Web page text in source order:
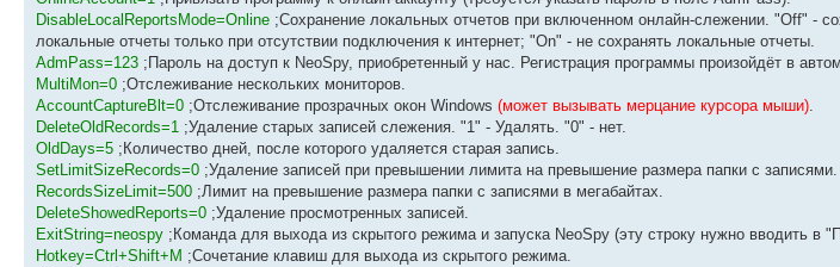
DisableLocalReportsMode=Online ;Сохранение локальных отчетов при включенном онлайн-слежении. "Off" -
локальные отчеты только при отсутствии подключения к интернет; "On" - не сохранять локальные отчеты.
AdmPass=123 ;Пароль на доступ к NeoSpy, приобретенный у нас. Регистрация программы произойдёт в
MultiMon=0 ;Отслеживание нескольких мониторов.
AccountCaptureBlt=0 ;Отслеживание прозрачных окон Windows (может вызывать мерцание курсора мыши).
DeleteOldRecords=1 ;Удаление старых записей слежения. "1" - Удалять. "0" - нет.
OldDays=5 ;Количество дней, после которого удаляется старая запись.
SetLimitSizeRecords=0 ;Удаление записей при превышении лимита на превышение размера папки с
RecordsSizeLimit=500 ;Лимит на превышение размера папки с записями в мегабайтах.
DeleteShowedReports=0 ;Удаление просмотренных записей.
ExitString=neospy ;Команда для выхода из скрытого режима и запуска NeoSpy (эту строку нужно вводить в
Hotkey=Ctrl+Shift+M ;Сочетание клавиш для выхода из скрытого режима.